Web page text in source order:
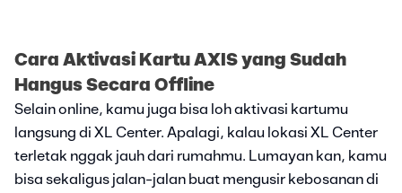
Cara Aktivasi Kartu AXIS yang Sudah
Hangus Secara Offline
Selain online, kamu juga bisa loh aktivasi kartumu
langsung di XL Center. Apalagi, kalau lokasi XL Center
terletak nggak jauh dari rumahmu. Lumayan kan, kamu
bisa sekaligus jalan-jalan buat mengusir kebosanan di